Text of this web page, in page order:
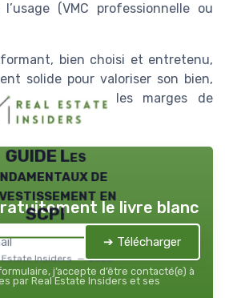
(VMC professionnelle ou
bien choisi et entretenu,
solide pour valoriser son bien,
et limiter les marges de
GUIDE Les
de
en
SCPI
Estate Insiders — 2026
le livre blanc
➔ Télécharger
j’accepte d’être contacté(e) à
par Real Estate Insiders et ses